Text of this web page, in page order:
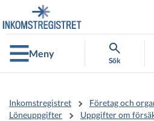
direkt
till
innehållet
till
hela
webbplatsens
sökningMeny
Sök
Inkomstregistret Företag och
Löneuppgifter
Uppgifter om